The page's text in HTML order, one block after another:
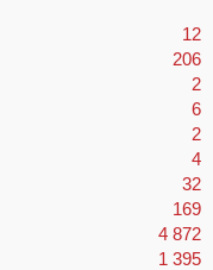
12
206
2
6
2
4
32
169
4 872
1 395